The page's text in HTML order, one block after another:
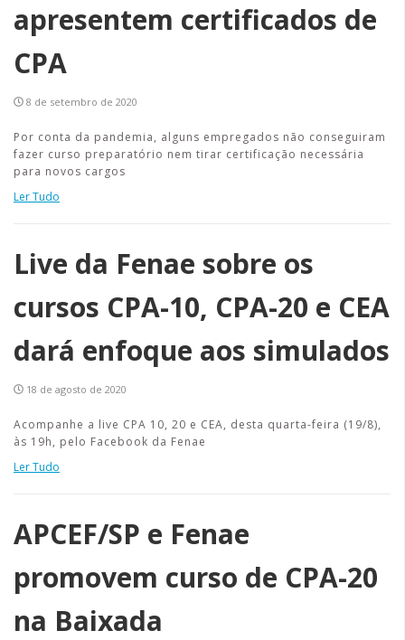
apresentem certificados de
CPA
8 de setembro de 2020
Por conta da pandemia, alguns empregados não conseguiram
fazer curso preparatório nem tirar certificação necessária
para novos cargos
Ler Tudo
Live da Fenae sobre os
cursos CPA-10, CPA-20 e CEA
dará enfoque aos simulados
18 de agosto de 2020
Acompanhe a live CPA 10, 20 e CEA, desta quarta-feira (19/8),
às 19h, pelo Facebook da Fenae
Ler Tudo
APCEF/SP e Fenae
promovem curso de CPA-20
na Baixada